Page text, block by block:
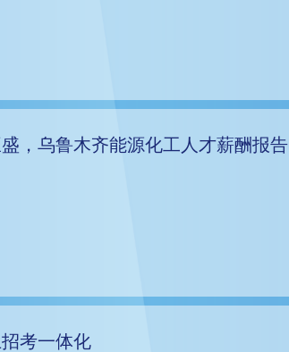
，乌鲁木齐能源化工人才薪酬报告
考一体化